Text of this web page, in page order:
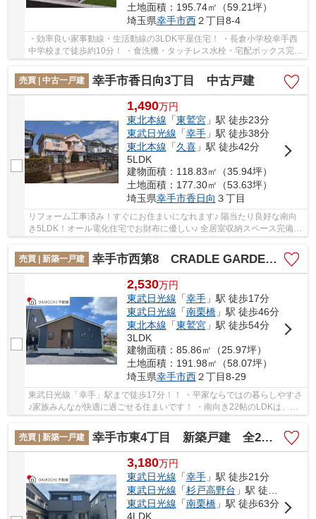
土地面積：195.74㎡（59.21坪）
埼玉県幸手市西２丁目8-4
・効率良い家事動線・生活動線の3LDK平屋住宅！ ・長倉小学校幸手西
中学校まで徒歩約10分！ ・食洗機・タッチレス水栓・宅配ボックス完
備！ 資料請求のみも大歓迎です♪お気軽にお問い...
売買 | 中古一戸建
幸手市香日向3丁目 中古戸建
1,490万円
東北本線 「東鷲宮」駅 徒歩23分
東武日光線 「幸手」駅 徒歩38分
東北本線 「久喜」駅 徒歩42分
5LDK
建物面積：118.83㎡（35.94坪）
土地面積：177.30㎡（53.63坪）
埼玉県幸手市香日向 ３丁目
リフォーム工事済み！すぐにお住まいになれます♪ 陽当たり良好な南向
き5LDK！オール電化住宅でお財布に優しい♪ 全居室収納スペース完備で
売買 | 新築一戸建
幸手市西第8 CRADLE GARDEN 新築戸建 全2棟 1号棟
2,530万円
東武日光線 「幸手」駅 徒歩17分
東武日光線 「南栗橋」駅 徒歩46分
東北本線 「東鷲宮」駅 徒歩54分
3LDK
建物面積：85.86㎡（25.97坪）
土地面積：191.98㎡（58.07坪）
埼玉県幸手市西２丁目8-29
東武日光線「幸手」駅まで徒歩17分！！ ・平家ならではの暮らしやすさ
♪家族みんなが快適に過ごせる住まいです！ ・南向き22帖のLDKは、陽
売買 | 新築一戸建
幸手市東4丁目 新築戸建 全2棟 1号棟
3,180万円
東武日光線 「幸手」駅 徒歩21分
東武日光線 「杉戸高野台 」駅 徒歩45分
東武日光線 「南栗橋」駅 徒歩63分
4LDK